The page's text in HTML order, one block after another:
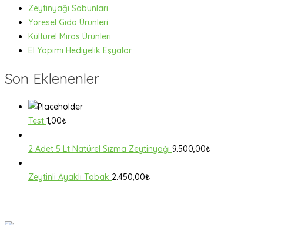
Zeytinyağı Sabunları
Yöresel Gıda Ürünleri
Kültürel Miras Ürünleri
El Yapımı Hediyelik Eşyalar
Son Eklenenler
Test 1,00₺
2 Adet 5 Lt Natürel Sızma Zeytinyağı 9.500,00₺
Zeytinli Ayaklı Tabak 2.450,00₺